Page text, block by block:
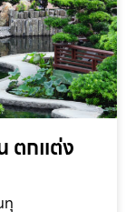
ตกแต่ง
ทุ